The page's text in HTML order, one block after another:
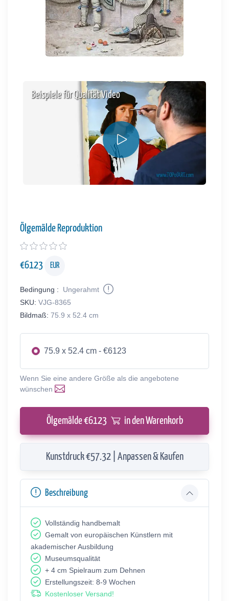
Beispiele für Qualität Video
Ölgemälde Reproduktion
€6123 EUR
Bedingung :
Ungerahmt
SKU: VJG-8365
Bildmaß: 75.9 x 52.4 cm
75.9 x 52.4 cm - €6123
Wenn Sie eine andere Größe als die angebotene
wünschen
Ölgemälde €6123 in den Warenkorb
Kunstdruck €57.32 | Anpassen & Kaufen
Beschreibung
Vollständig handbemalt
Gemalt von europäischen Künstlern mit
akademischer Ausbildung
Museumsqualität
+ 4 cm Spielraum zum Dehnen
Erstellungszeit: 8-9 Wochen
Kostenloser Versand!